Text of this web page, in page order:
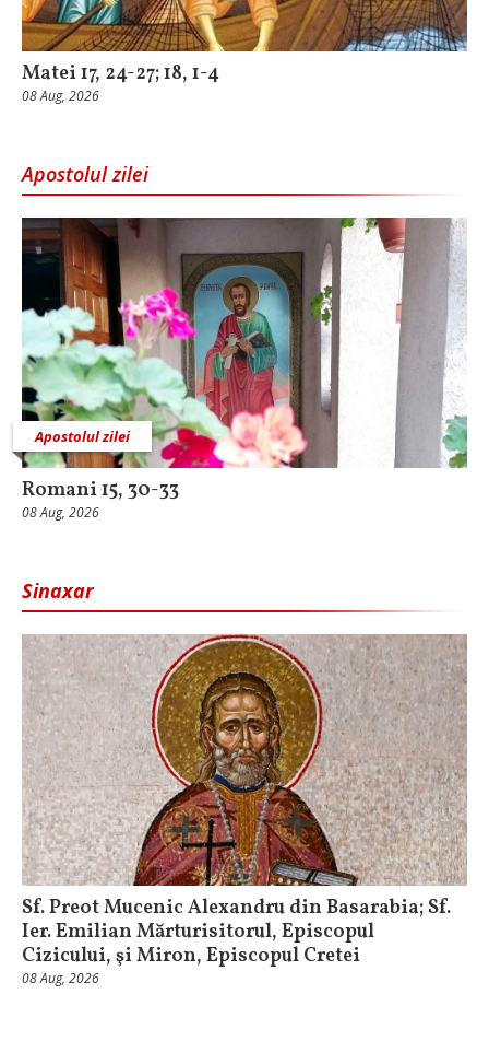
Matei 17, 24-27; 18, 1-4
08 Aug, 2026
Apostolul zilei
Apostolul zilei
Romani 15, 30-33
08 Aug, 2026
Sinaxar
Sf. Preot Mucenic Alexandru din Basarabia; Sf.
Ier. Emilian Mărturisitorul, Episcopul
Cizicului, şi Miron, Episcopul Cretei
08 Aug, 2026